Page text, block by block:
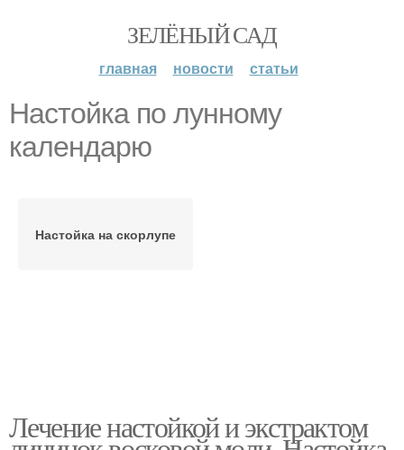
ЗЕЛЁНЫЙ САД
главная новости статьи
Настойка по лунному
календарю
Настойка на скорлупе
Лечение настойкой и экстрактом